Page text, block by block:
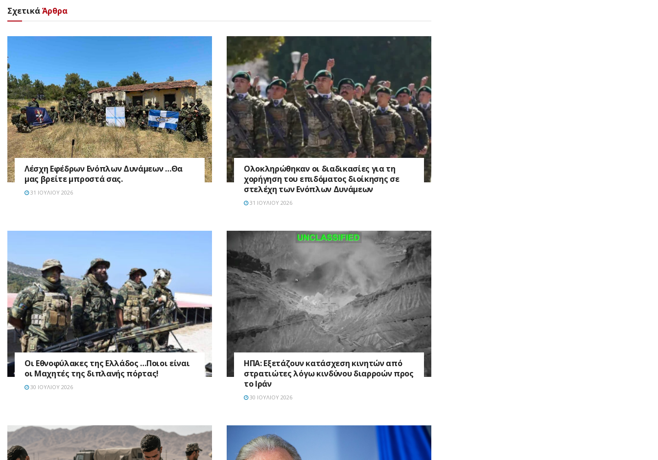
ΣχετικάΆρθρα
Λέσχη Εφέδρων Ενόπλων Δυνάμεων …Θα
μας βρείτε μπροστά σας.
31 ΙΟΥΛΊΟΥ 2026
Ολοκληρώθηκαν οι διαδικασίες για τη
χορήγηση του επιδόματος διοίκησης σε
στελέχη των Ενόπλων Δυνάμεων
31 ΙΟΥΛΊΟΥ 2026
Οι Εθνοφύλακες της Ελλάδος …Ποιοι είναι
οι Μαχητές της διπλανής πόρτας!
30 ΙΟΥΛΊΟΥ 2026
ΗΠΑ: Εξετάζουν κατάσχεση κινητών από
στρατιώτες λόγω κινδύνου διαρροών προς
το Ιράν
30 ΙΟΥΛΊΟΥ 2026